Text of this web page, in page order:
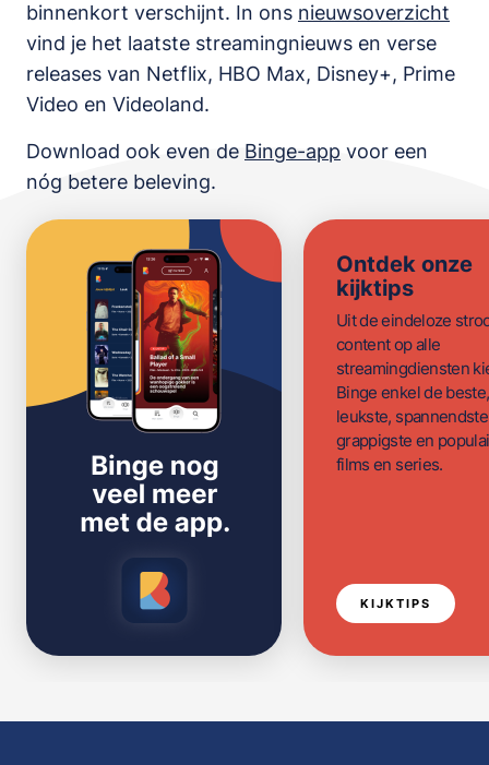
binnenkort verschijnt. In ons nieuwsoverzicht
vind je het laatste streamingnieuws en verse
releases van Netflix, HBO Max, Disney+, Prime
Video en Videoland.
Download ook even de Binge-app voor een
nóg betere beleving.
Ontdek onze
kijktips
Uit de eindeloze
content op alle
streamingdiensten
Binge enkel de beste,
leukste,
grappigste en
films en series.
KIJKTIPS